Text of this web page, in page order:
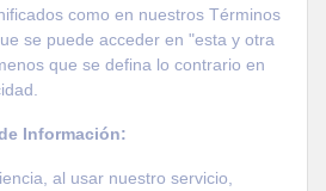
como en nuestros Términos
se puede acceder en "esta y otra
que se defina lo contrario en
Información:
al usar nuestro servicio,